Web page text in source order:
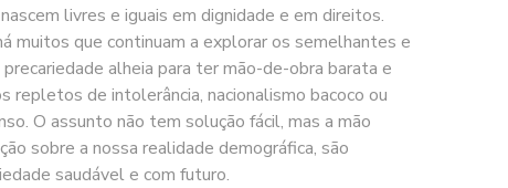
livres e iguais em dignidade e em direitos.
muitos que continuam a explorar os semelhantes e
alheia para ter mão-de-obra barata e
repletos de intolerância, nacionalismo bacoco ou
O assunto não tem solução fácil, mas a mão
sobre a nossa realidade demográfica, são
saudável e com futuro.